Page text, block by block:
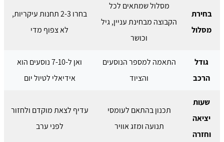
בחירת
מסלול
מסלול שמתאים לכל
הקבוצה מבחינת עניין, גיל
וכושר
בחרו 2-3 תחנות עיקריות,
לא צפוף מדי
גודל
הרכב
התאמה למספר הנוסעים
והציוד
ואן ל-7-10 נוסעים הוא
אידיאלי לטיול יום
שעות
יציאה
וחזרה
תכנון בהתאם לעומסי
תנועה ומזג אוויר
עדיף לצאת מוקדם ולחזור
לפני ערב